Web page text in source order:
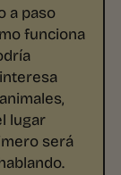
a paso
funciona
lugar
será